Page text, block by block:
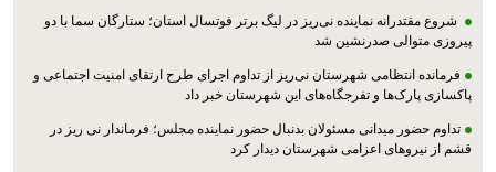
شروع مقتدرانه نماینده نی‌ریز در لیگ برتر فوتسال استان؛ ستارگان سما با دو
پیروزی متوالی صدرنشین شد
فرمانده انتظامی شهرستان نی‌ریز از تداوم اجرای طرح ارتقای امنیت اجتماعی و
پاکسازی پارک‌ها و تفرجگاه‌های این شهرستان خبر داد
تداوم حضور میدانی مسئولان بدنبال حضور نماینده مجلس؛ فرماندار نی ریز در
قشم از نیروهای اعزامی شهرستان دیدار کرد